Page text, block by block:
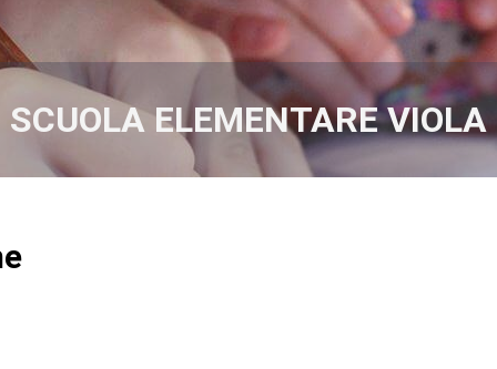
SCUOLA ELEMENTARE VIOLA